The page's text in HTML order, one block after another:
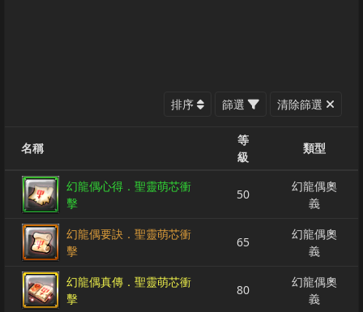
排序 篩選 清除篩選
名稱
等
級
類型
幻龍偶心得．聖靈萌芯衝
擊
50
幻龍偶奧
義
幻龍偶要訣．聖靈萌芯衝
擊
65
幻龍偶奧
義
幻龍偶真傳．聖靈萌芯衝
擊
80
幻龍偶奧
義